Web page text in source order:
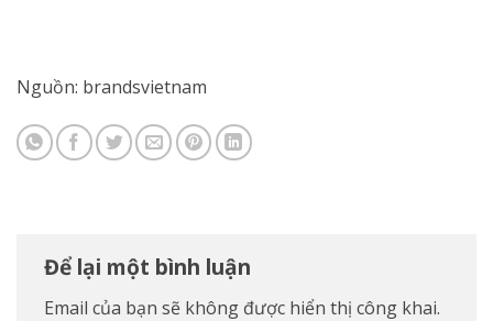
Nguồn: brandsvietnam
Để lại một bình luận
Email của bạn sẽ không được hiển thị công khai.